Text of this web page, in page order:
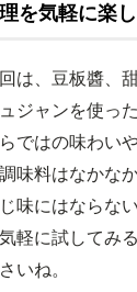
を気軽に楽し
は、豆板醬、
ジャンを使っ
ではの味わい
味料はなかな
味にはならな
軽に試してみ
いね。